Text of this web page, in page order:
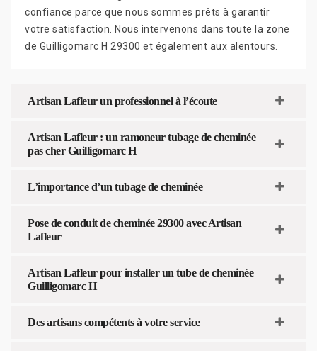
confiance parce que nous sommes prêts à garantir
votre satisfaction. Nous intervenons dans toute la zone
de Guilligomarc H 29300 et également aux alentours.
Artisan Lafleur un professionnel à l’écoute
Artisan Lafleur : un ramoneur tubage de cheminée
pas cher Guilligomarc H
L’importance d’un tubage de cheminée
Pose de conduit de cheminée 29300 avec Artisan
Lafleur
Artisan Lafleur pour installer un tube de cheminée
Guilligomarc H
Des artisans compétents à votre service